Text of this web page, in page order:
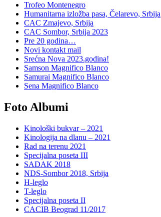
Trofeo Montenegro
Humanitarna izložba pasa, Čelarevo, Srbija
CAC Zmajevo, Srbija
CAC Sombor, Srbija 2023
Pre 20 godina…
Novi kontakt mail
Srećna Nova 2023.godina!
Samson Magnifico Blanco
Samurai Magnifico Blanco
Sena Magnifico Blanco
Foto Albumi
Kinološki bukvar – 2021
Kinologija na dlanu – 2021
Rad na terenu 2021
Specijalna poseta III
SADAK 2018
NDS-Sombor 2018, Srbija
H-leglo
T-leglo
Specijalna poseta II
CACIB Beograd 11/2017